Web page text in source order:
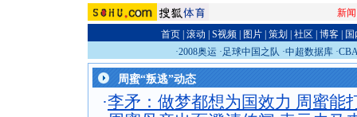
新闻
首页| 滚动 S视频| 图片| 策划 社区 博客|
国
·2008奥运 ·足球中国之队 ·中超数据库·
周蜜“叛逃”动态
·李矛：做梦都想为国效力 周蜜能